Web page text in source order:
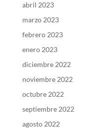
abril 2023
marzo 2023
febrero 2023
enero 2023
diciembre 2022
noviembre 2022
octubre 2022
septiembre 2022
agosto 2022